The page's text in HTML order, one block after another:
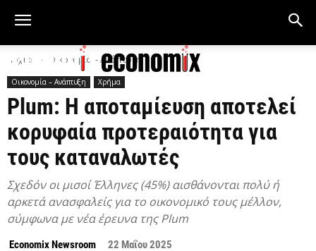
Αρχική Οικονομία – Ανάπτυξη
Οικονομία – Ανάπτυξη Χρήμα
Plum: Η αποταμίευση αποτελεί
κορυφαία προτεραιότητα για
τους καταναλωτές
Σχεδόν οι μισοί Έλληνες (45%) αισθάνονται πολύ ή
αρκετά ανασφαλείς για το οικονομικό τους μέλλον,
σύμφωνα με νέα έρευνα της Plum
Economix Newsroom 22 Μαΐου 2025